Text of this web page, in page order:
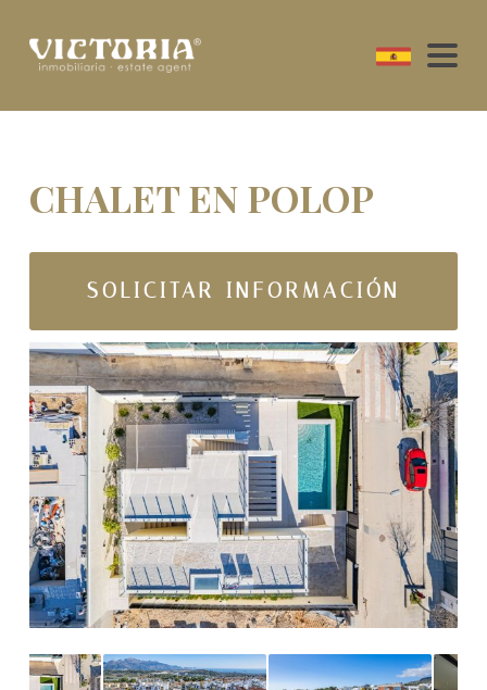
CHALET EN POLOP
SOLICITAR INFORMACIÓN